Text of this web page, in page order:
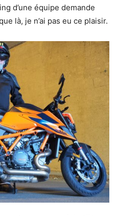
d’une équipe demande
là, je n’ai pas eu ce plaisir.